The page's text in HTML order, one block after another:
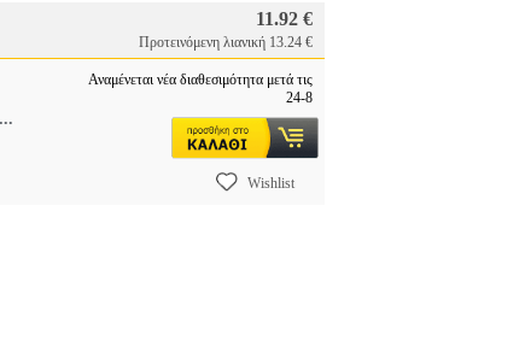
11.92 €
Προτεινόμενη λιανική 13.24 €
...
Αναμένεται νέα διαθεσιμότητα μετά τις
24-8
Wishlist